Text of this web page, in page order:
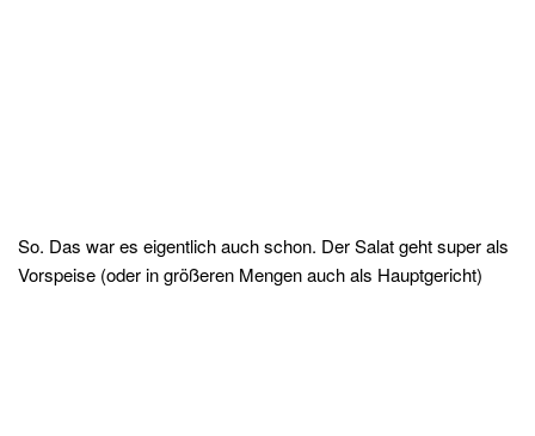
So. Das war es eigentlich auch schon. Der Salat geht super als
Vorspeise (oder in größeren Mengen auch als Hauptgericht)